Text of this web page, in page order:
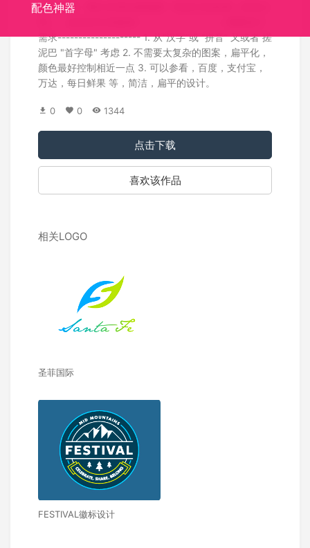
配色神器
标识介绍：我们主营生鲜电商！有自己的农场（农业公
需求-------------------- 1. 从“汉字”或 “拼音” 又或者 搓
泥巴 "首字母" 考虑 2. 不需要太复杂的图案，扁平化，
颜色最好控制相近一点 3. 可以参看，百度，支付宝，
万达，每日鲜果 等，简洁，扁平的设计。
0 0 1344
点击下载
喜欢该作品
相关LOGO
圣菲国际
FESTIVAL徽标设计